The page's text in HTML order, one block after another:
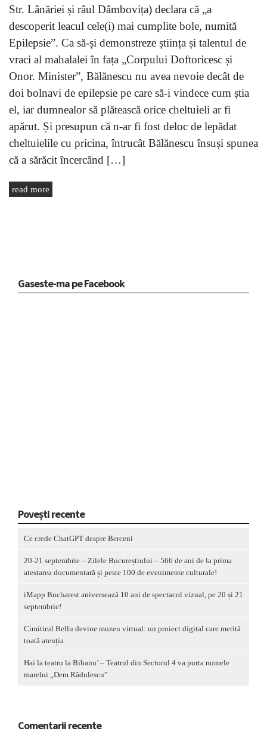
Str. Lânăriei și râul Dâmbovița) declara că „a
descoperit leacul cele(i) mai cumplite bole, numită
Epilepsie”. Ca să-și demonstreze știința și talentul de
vraci al mahalalei în fața „Corpului Doftoricesc și
Onor. Minister”, Bălănescu nu avea nevoie decât de
doi bolnavi de epilepsie pe care să-i vindece cum știa
el, iar dumnealor să plătească orice cheltuieli ar fi
apărut. Și presupun că n-ar fi fost deloc de lepădat
cheltuielile cu pricina, întrucât Bălănescu însuși spunea
că a sărăcit încercând […]
read more
Gaseste-ma pe Facebook
Povești recente
Ce crede ChatGPT despre Berceni
20-21 septembrie – Zilele Bucureștiului – 566 de ani de la prima
atestarea documentară și peste 100 de evenimente culturale!
iMapp Bucharest aniversează 10 ani de spectacol vizual, pe 20 și 21
septembrie!
Cimitirul Bellu devine muzeu virtual: un proiect digital care merită
toată atenția
Hai la teatru la Bibanu’ – Teatrul din Sectorul 4 va purta numele
marelui „Dem Rădulescu”
Comentarii recente